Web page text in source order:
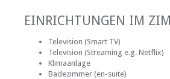
EINRICHTUNGEN IM
Television (Smart TV)
Television (Streaming e.g. Netflix)
Klimaanlage
Badezimmer (en-suite)